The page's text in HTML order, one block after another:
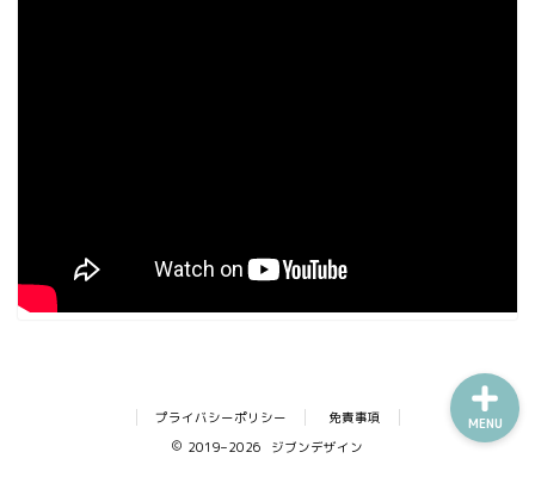
プライバシーポリシー
免責事項
2019–2026 ジブンデザイン
MENU